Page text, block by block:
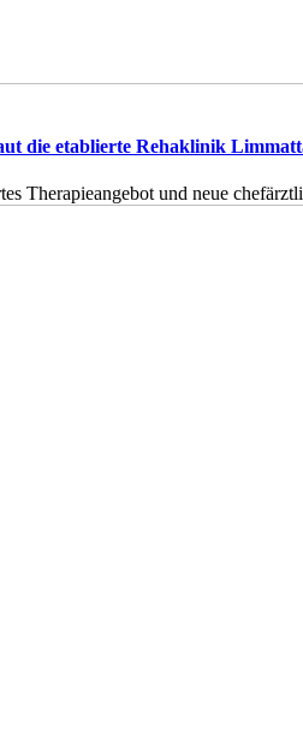
die etablierte Rehaklinik
Therapieangebot und neue